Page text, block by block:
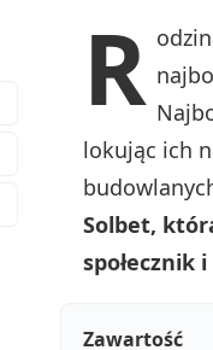
R
lokując ich
Solbet,
społecznik
Zawartość